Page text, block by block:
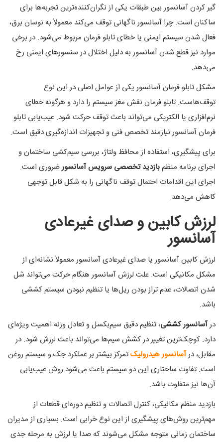
گیر کردن آسانسور بین طبقات یکی از نگران‌کننده‌ترین تجربه‌ها برای
ساکنان است. چرا آسانسور ناگهانی توقف می‌کند معمولاً به نوسان برق،
فعال شدن سیستم ایمنی یا خطای تابلو فرمان مربوط می‌شود. در برخی
موارد نیز قطع شدن آسانسور به دلیل اختلال در سنسورهای ایمنی رخ
می‌دهد.
مشکل تابلو فرمان آسانسور یکی از عوامل اصلی در این نوع
توقف‌هاست. تابلو فرمان نقش مغز سیستم را دارد و هرگونه خطای
نرم‌افزاری یا الکتریکی می‌تواند باعث توقف حرکت شود. عیب‌یابی تابلو
فرمان آسانسور نیازمند تخصص فنی و تجهیزات اندازه‌گیری دقیق است.
برای پیشگیری، استفاده از محافظ ولتاژ، بررسی سیم‌کشی ساختمان و
اجرای برنامه منظمبازدید تخصصی سرویس آسانسورضروری است.
اجرای این اقدامات احتمال توقف ناگهانی را به شکل قابل توجهی
کاهش می‌دهد.
لرزش کابین و صدای غیرعادی
آسانسور
لرزش کابین آسانسور یا صدای غیرعادی آسانسور معمولاً نشانه‌ای از
مشکل مکانیکی است. علت لرزش آسانسور هنگام حرکت می‌تواند شل
شدن اتصالات، عدم تراز بودن ریل‌ها یا تنظیم نبودن سیستم کششی
باشد.
درآسانسور کششی، تنظیم دقیق سیم‌بکسل و تعادل وزنه اهمیت ویژه‌ای
دارد. کوچک‌ترین تغییر در کشش سیم‌ها می‌تواند باعث لرزش شود. در
مقابل، درآسانسور هیدرولیکتمرکز بیشتر بر عملکرد جک و سیستم روغن
است. تفاوت ساختاری این دو سیستم باعث می‌شود روش عیب‌یابی
آن‌ها نیز متفاوت باشد.
بازدید منظم مکانیکی، کنترل اتصالات و تنظیم دوره‌ای قطعات از
مهم‌ترین روش‌های پیشگیری از این نوع خرابی است. بسیاری از مدیران
ساختمان زمانی متوجه مشکل می‌شوند که صدا یا لرزش به مرحله جدی